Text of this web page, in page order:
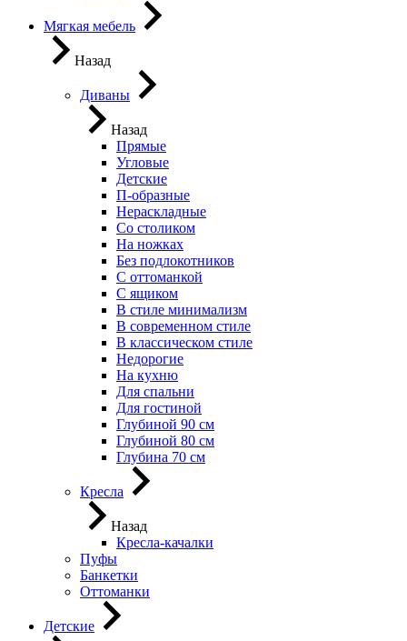
Мягкая мебель
Назад
Диваны
Назад
Прямые
Угловые
Детские
П-образные
Нераскладные
Со столиком
На ножках
Без подлокотников
С оттоманкой
С ящиком
В стиле минимализм
В современном стиле
В классическом стиле
Недорогие
На кухню
Для спальни
Для гостиной
Глубиной 90 см
Глубиной 80 см
Глубина 70 см
Кресла
Назад
Кресла-качалки
Пуфы
Банкетки
Оттоманки
Детские